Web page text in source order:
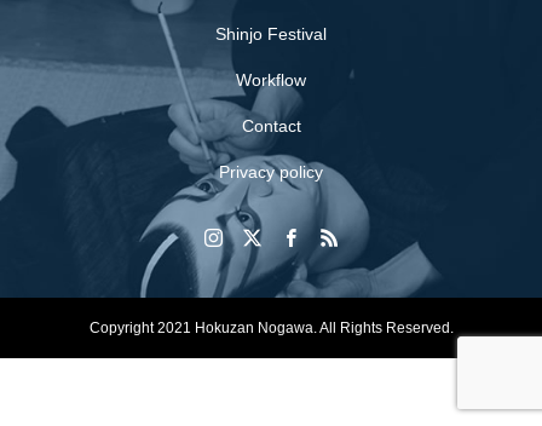
Shinjo Festival
Workflow
Contact
Privacy policy
Copyright 2021 Hokuzan Nogawa. All Rights Reserved.